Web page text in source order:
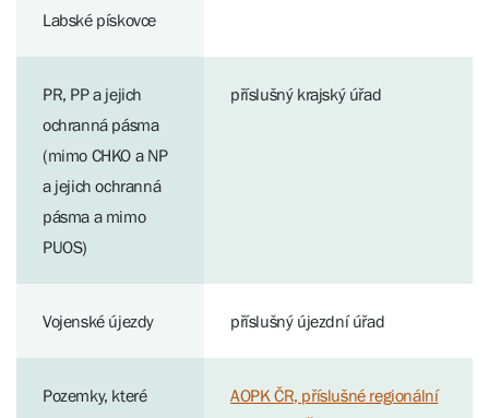
Labské pískovce
PR, PP a jejich
ochranná pásma
(mimo CHKO a NP
a jejich ochranná
pásma a mimo
PUOS)
příslušný krajský úřad
Vojenské újezdy příslušný újezdní úřad
Pozemky, které
AOPK ČR, příslušné regionální